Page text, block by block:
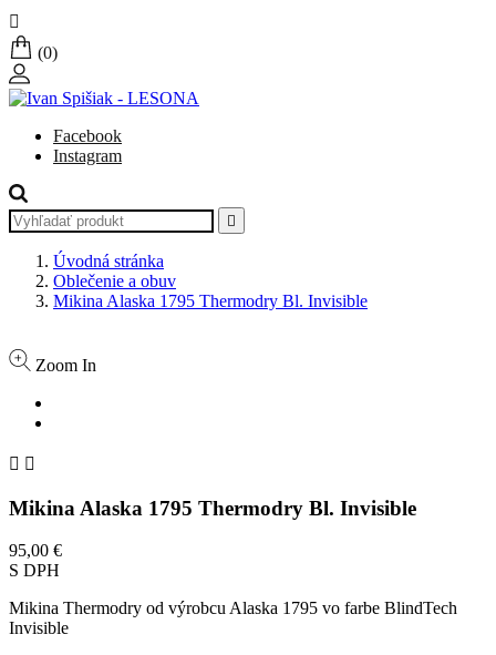

(0)
Facebook
Instagram

Úvodná stránka
Oblečenie a obuv
Mikina Alaska 1795 Thermodry Bl. Invisible
Zoom In
 
Mikina Alaska 1795 Thermodry Bl. Invisible
95,00 €
S DPH
Mikina Thermodry od výrobcu Alaska 1795 vo farbe BlindTech
Invisible